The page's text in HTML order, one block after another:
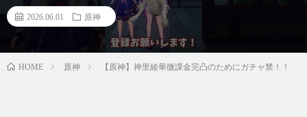
2026.06.01 原神
HOME 原神 【原神】神里綾華微課金完凸のためにガチャ禁！！